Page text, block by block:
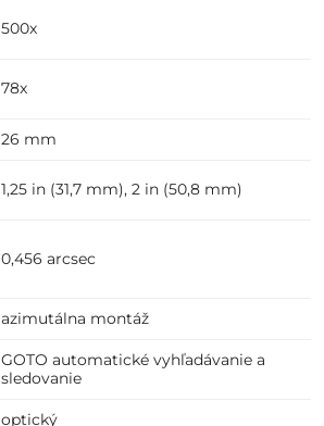
500x
78x
26 mm
1,25 in (31,7 mm), 2 in (50,8 mm)
0,456 arcsec
azimutálna montáž
GOTO automatické vyhľadávanie a
sledovanie
optický